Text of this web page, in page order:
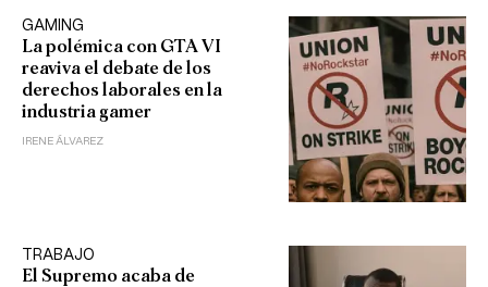
GAMING
La polémica con GTA VI
reaviva el debate de los
derechos laborales en la
industria gamer
IRENE ÁLVAREZ
TRABAJO
El Supremo acaba de